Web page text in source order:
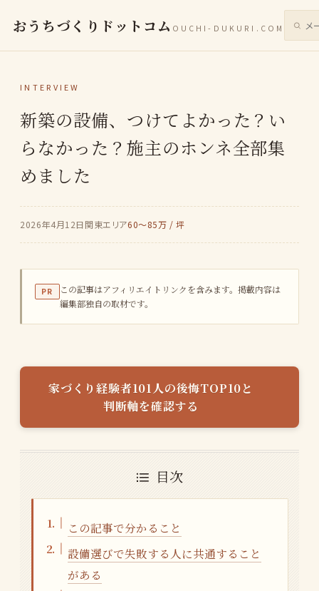
おうちづくりドットコム OUCHI-DUKURI.COM サイ
INTERVIEW
新築の設備、つけてよかった？い
らなかった？施主のホンネ全部集
めました
2026年4月12日 関東エリア60〜85万 / 坪
PR
この記事はアフィリエイトリンクを含みます。掲載内容は
編集部独自の取材です。
家づくり経験者101人の後悔TOP10と
判断軸を確認する
目次
この記事で分かること
設備選びで失敗する人に共通すること
がある